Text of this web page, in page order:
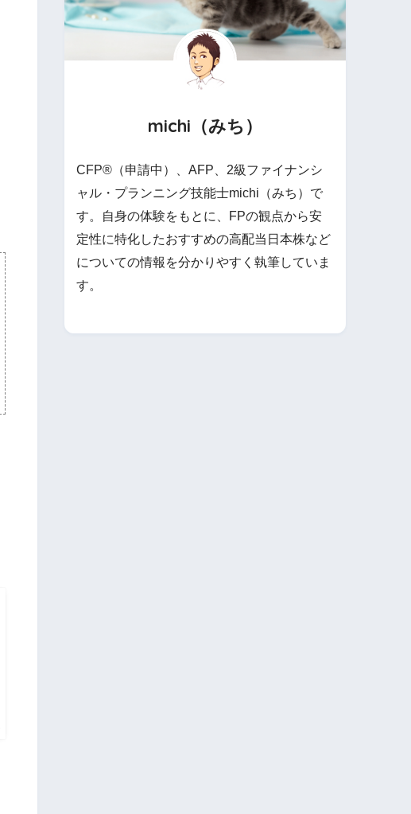
michi（みち）
CFP®（申請中）、AFP、2級ファイナンシ
ャル・プランニング技能士michi（みち）で
す。自身の体験をもとに、FPの観点から安
定性に特化したおすすめの高配当日本株など
についての情報を分かりやすく執筆していま
す。